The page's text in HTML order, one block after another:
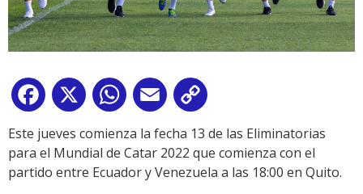
Facebook
X WhatsApp
Email
Link
Este jueves comienza la fecha 13 de las Eliminatorias
para el Mundial de Catar 2022 que comienza con el
partido entre Ecuador y Venezuela a las 18:00 en Quito.